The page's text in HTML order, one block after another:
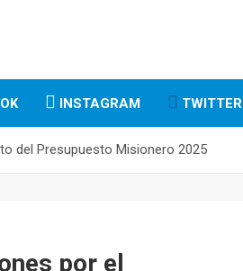
INSTAGRAM TWITTER
del Presupuesto Misionero 2025
por el